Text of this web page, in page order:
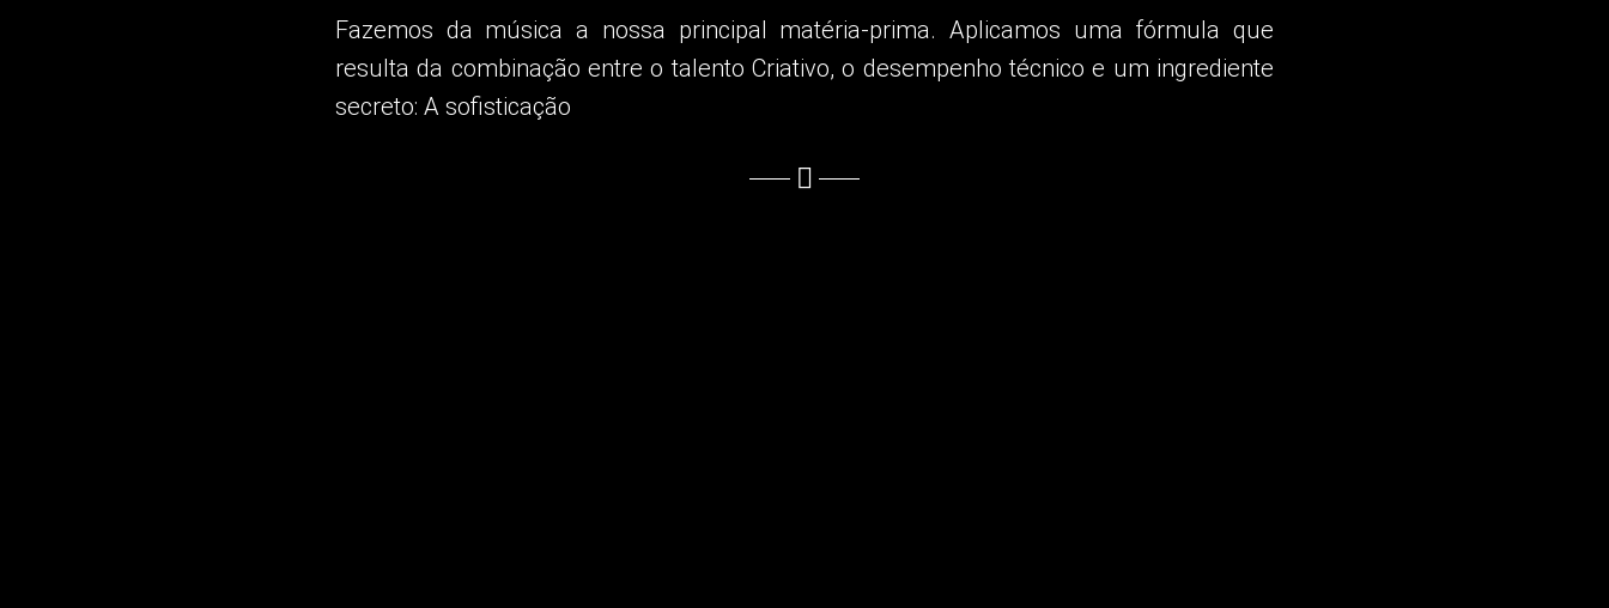
Fazemos da música a nossa principal matéria-prima. Aplicamos uma fórmula que
resulta da combinação entre o talento Criativo, o desempenho técnico e um ingrediente
secreto: A sofisticação